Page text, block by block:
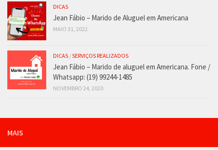
DICAS
Jean Fábio – Marido de Aluguel em Americana
MAIO 31, 2022
DICAS /SERVIÇOS REALIZADOS
Jean Fábio – Marido de aluguel em Americana. Fone /
Whatsapp: (19) 99244-1485
NOVEMBRO 24, 2020
MAIS